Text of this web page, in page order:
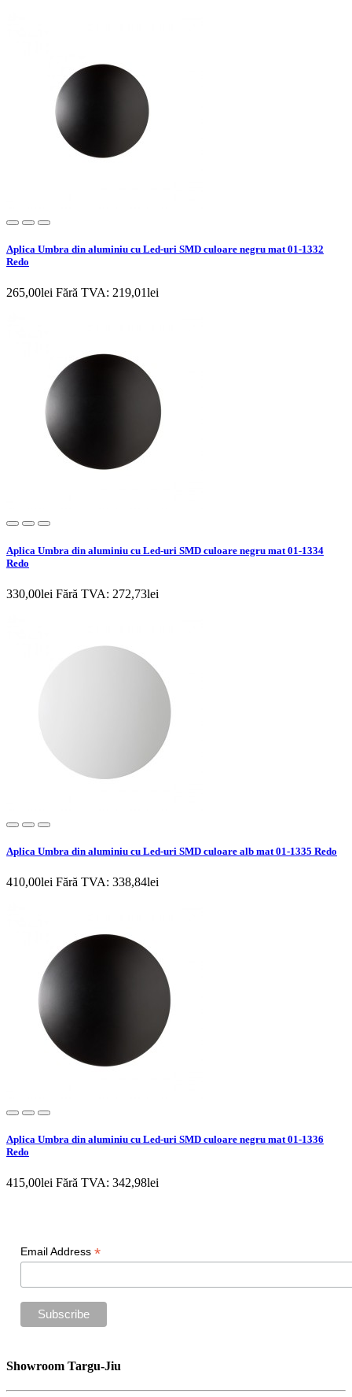
Aplica Umbra din aluminiu cu Led-uri SMD culoare negru mat 01-1332
Redo
265,00lei Fără TVA: 219,01lei
Aplica Umbra din aluminiu cu Led-uri SMD culoare negru mat 01-1334
Redo
330,00lei Fără TVA: 272,73lei
Aplica Umbra din aluminiu cu Led-uri SMD culoare alb mat 01-1335 Redo
410,00lei Fără TVA: 338,84lei
Aplica Umbra din aluminiu cu Led-uri SMD culoare negru mat 01-1336
Redo
415,00lei Fără TVA: 342,98lei
Email Address *
Showroom Targu-Jiu